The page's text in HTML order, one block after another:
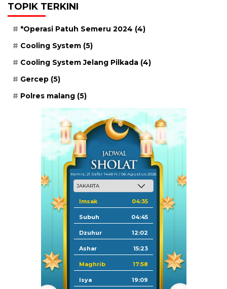
TOPIK TERKINI
*Operasi Patuh Semeru 2024 (4)
Cooling System (5)
Cooling System Jelang Pilkada (4)
Gercep (5)
Polres malang (5)
Kamis, 21 Safar 1448 H / 06 Agustus 2026
Imsak 04:35
Subuh 04:45
Dzuhur 12:02
Ashar 15:23
Maghrib 17:58
Isya 19:09